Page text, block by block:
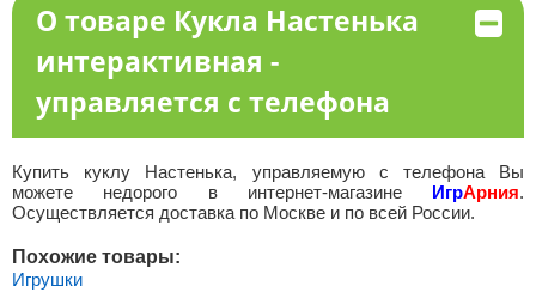
О товаре Кукла Настенька
интерактивная -
управляется с телефона
Купить куклу Настенька, управляемую с телефона Вы
можете недорого в интернет-магазине ИгрАрния.
Осуществляется доставка по Москве и по всей России.
Похожие товары:
Игрушки